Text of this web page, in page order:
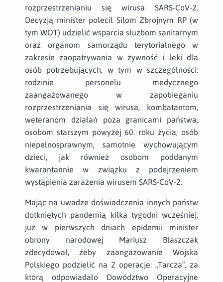
rozprzestrzenianiu się wirusa SARS-CoV-2.
Decyzją minister polecił Siłom Zbrojnym RP (w
tym WOT) udzielić wsparcia służbom sanitarnym
oraz organom samorządu terytorialnego w
zakresie zaopatrywania w żywność i leki dla
osób potrzebujących, w tym w szczególności:
rodzinie personelu medycznego
zaangażowanego w zapobieganiu
rozprzestrzeniania się wirusa, kombatantom,
weteranom działań poza granicami państwa,
osobom starszym powyżej 60. roku życia, osób
niepełnosprawnym, samotnie wychowującym
dzieci, jak również osobom poddanym
kwarantannie w związku z podejrzeniem
wystąpienia zarażenia wirusem SARS-CoV-2.
Mając na uwadze doświadczenia innych państw
dotkniętych pandemią kilka tygodni wcześniej,
już w pierwszych dniach epidemii minister
obrony narodowej Mariusz Błaszczak
zdecydował, żeby zaangażowanie Wojska
Polskiego podzielić na 2 operacje: „Tarcza”, za
którą odpowiadało Dowództwo Operacyjne